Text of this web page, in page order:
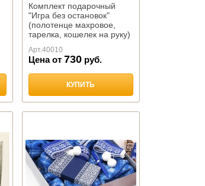
Комплект подарочный
"Игра без остановок"
(полотенце махровое,
тарелка, кошелек на руку)
Арт.40010
Цена от 730руб.
КУПИТЬ